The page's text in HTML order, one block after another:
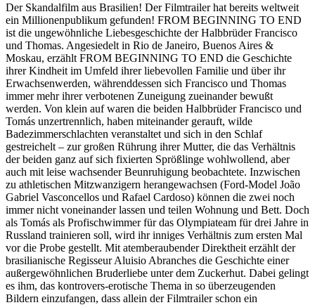
Der Skandalfilm aus Brasilien! Der Filmtrailer hat bereits weltweit
ein Millionenpublikum gefunden! FROM BEGINNING TO END
ist die ungewöhnliche Liebesgeschichte der Halbbrüder Francisco
und Thomas. Angesiedelt in Rio de Janeiro, Buenos Aires &
Moskau, erzählt FROM BEGINNING TO END die Geschichte
ihrer Kindheit im Umfeld ihrer liebevollen Familie und über ihr
Erwachsenwerden, währenddessen sich Francisco und Thomas
immer mehr ihrer verbotenen Zuneigung zueinander bewußt
werden. Von klein auf waren die beiden Halbbrüder Francisco und
Tomás unzertrennlich, haben miteinander gerauft, wilde
Badezimmerschlachten veranstaltet und sich in den Schlaf
gestreichelt – zur großen Rührung ihrer Mutter, die das Verhältnis
der beiden ganz auf sich fixierten Sprößlinge wohlwollend, aber
auch mit leise wachsender Beunruhigung beobachtete. Inzwischen
zu athletischen Mitzwanzigern herangewachsen (Ford-Model João
Gabriel Vasconcellos und Rafael Cardoso) können die zwei noch
immer nicht voneinander lassen und teilen Wohnung und Bett. Doch
als Tomás als Profischwimmer für das Olympiateam für drei Jahre in
Russland trainieren soll, wird ihr inniges Verhältnis zum ersten Mal
vor die Probe gestellt. Mit atemberaubender Direktheit erzählt der
brasilianische Regisseur Aluisio Abranches die Geschichte einer
außergewöhnlichen Bruderliebe unter dem Zuckerhut. Dabei gelingt
es ihm, das kontrovers-erotische Thema in so überzeugenden
Bildern einzufangen, dass allein der Filmtrailer schon ein